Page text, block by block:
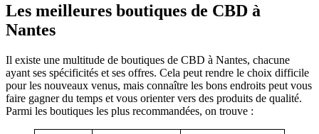
Les meilleures boutiques de CBD à
Nantes
Il existe une multitude de boutiques de CBD à Nantes, chacune
ayant ses spécificités et ses offres. Cela peut rendre le choix difficile
pour les nouveaux venus, mais connaître les bons endroits peut vous
faire gagner du temps et vous orienter vers des produits de qualité.
Parmi les boutiques les plus recommandées, on trouve :